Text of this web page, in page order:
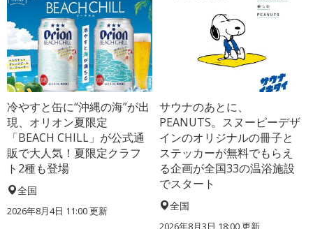
冷やすと缶に“沖縄の海”が出
現、オリオン夏限定
「BEACH CHILL」が公式通
販で大人気！夏限定クラフ
ト2種も登場
全国
2026年8月4日 11:00更新
サウナのあとに、
PEANUTS。スヌーピーデザ
インのオリジナルの冊子と
ステッカーが無料でもらえ
る企画が全国33の温浴施設
でスタート
全国
2026年8月3日 18:00更新